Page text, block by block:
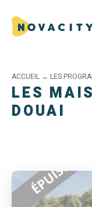
ACCUEIL → LES
LES
DOUAI